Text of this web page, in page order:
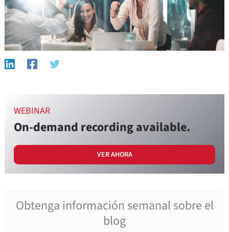
WEBINAR
On-demand recording available.
VER AHORA
Obtenga información semanal sobre el
blog